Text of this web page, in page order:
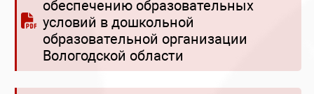
обеспечению образовательных
условий в дошкольной
образовательной организации
Вологодской области